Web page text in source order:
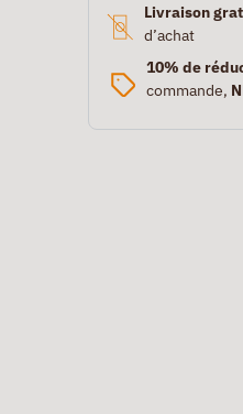
Livraison
d’achat
10% de
commande,